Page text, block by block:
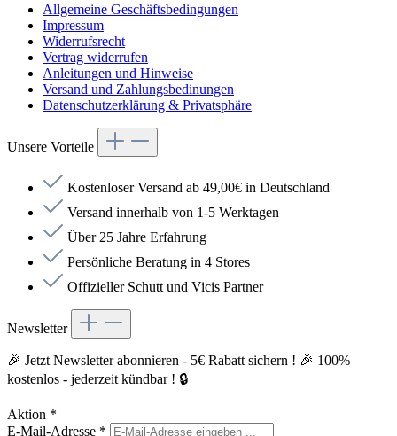
Allgemeine Geschäftsbedingungen
Impressum
Widerrufsrecht
Vertrag widerrufen
Anleitungen und Hinweise
Versand und Zahlungsbedinungen
Datenschutzerklärung & Privatsphäre
Unsere Vorteile
Kostenloser Versand ab 49,00€ in Deutschland
Versand innerhalb von 1-5 Werktagen
Über 25 Jahre Erfahrung
Persönliche Beratung in 4 Stores
Offizieller Schutt und Vicis Partner
Newsletter
🎉 Jetzt Newsletter abonnieren - 5€ Rabatt sichern ! 🎉 100%
kostenlos - jederzeit kündbar ! 🔒
Aktion *
E-Mail-Adresse *